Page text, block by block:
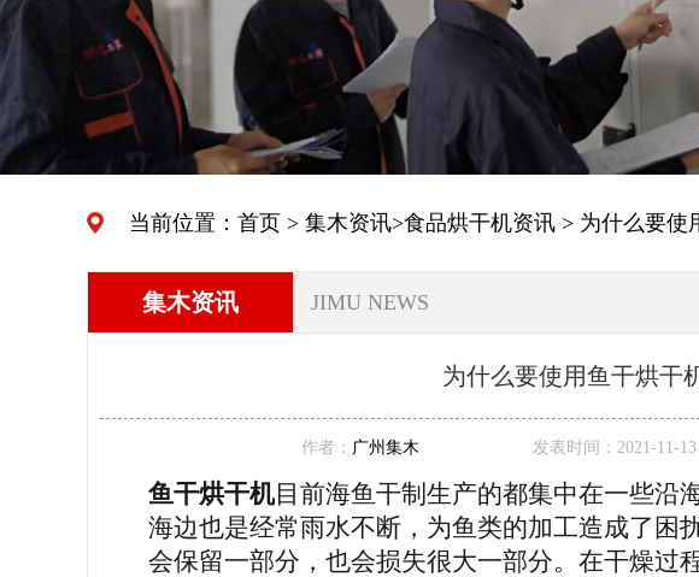
当前位置： 首页 > 集木资讯>食品烘干机资讯 > 为什么要使
集木资讯 JIMU NEWS
为什么要使用鱼干烘干
作者： 广州集木 发表时间： 2021-11-
鱼干烘干机目前海鱼干制生产的都集中在一些沿
海边也是经常雨水不断，为鱼类的加工造成了困
会保留一部分，也会损失很大一部分。在干燥过